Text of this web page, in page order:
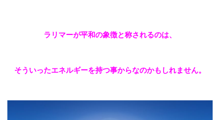
ラリマーが平和の象徴と称されるのは、
そういったエネルギーを持つ事からなのかもしれません。